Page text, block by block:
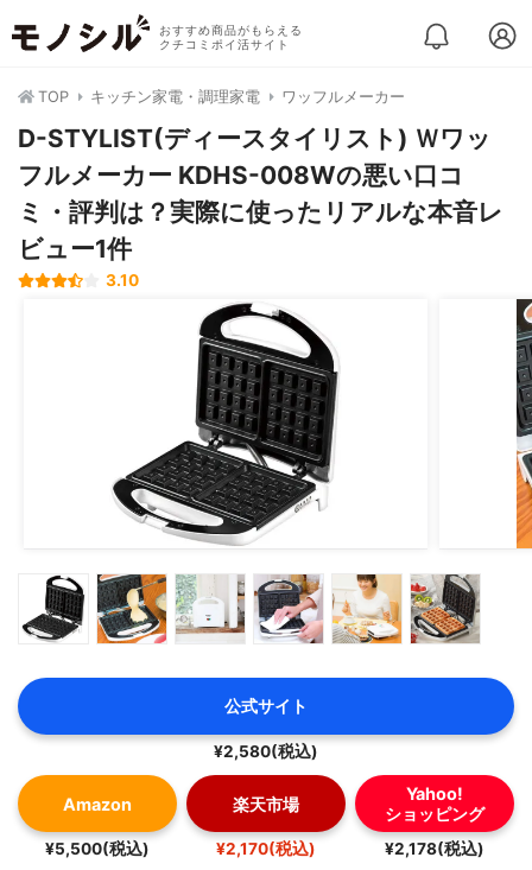
おすすめ商品がもらえる
クチコミポイ活サイト
TOP キッチン家電・調理家電 ワッフルメーカー
D-STYLIST(ディースタイリスト) Ｗワッ
フルメーカー KDHS-008Wの悪い口コ
ミ・評判は？実際に使ったリアルな本音レ
ビュー1件
3.10
公式サイト
¥2,580(税込)
Amazon
¥5,500(税込)
楽天市場
¥2,170(税込)
Yahoo!
ショッピング
¥2,178(税込)